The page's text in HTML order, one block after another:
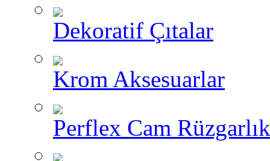
Dekoratif Çıtalar
Krom Aksesuarlar
Perflex Cam